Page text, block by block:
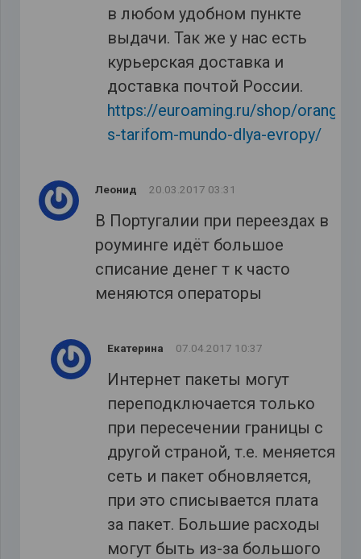
в любом удобном пункте
выдачи. Так же у нас есть
курьерская доставка и
доставка почтой России.
https://euroaming.ru/shop/orange-
s-tarifom-mundo-dlya-evropy/
Леонид 20.03.2017 03:31
В Португалии при переездах в
роуминге идёт большое
списание денег т к часто
меняются операторы
Екатерина 07.04.2017 10:37
Интернет пакеты могут
переподключается только
при пересечении границы с
другой страной, т.е. меняется
сеть и пакет обновляется,
при это списывается плата
за пакет. Большие расходы
могут быть из-за большого